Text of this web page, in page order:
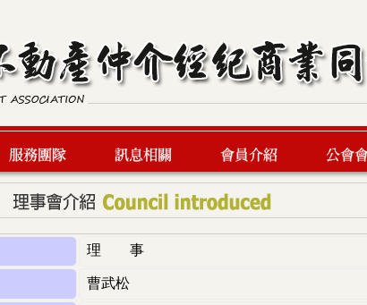
務團隊 最新訊息 會員介紹 公會會刊
理 事
曹武松